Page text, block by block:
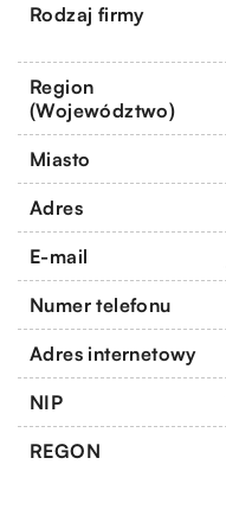
Rodzaj firmy
Region
(Województwo)
Miasto
Adres
E-mail
Numer telefonu
Adres internetowy
NIP
REGON